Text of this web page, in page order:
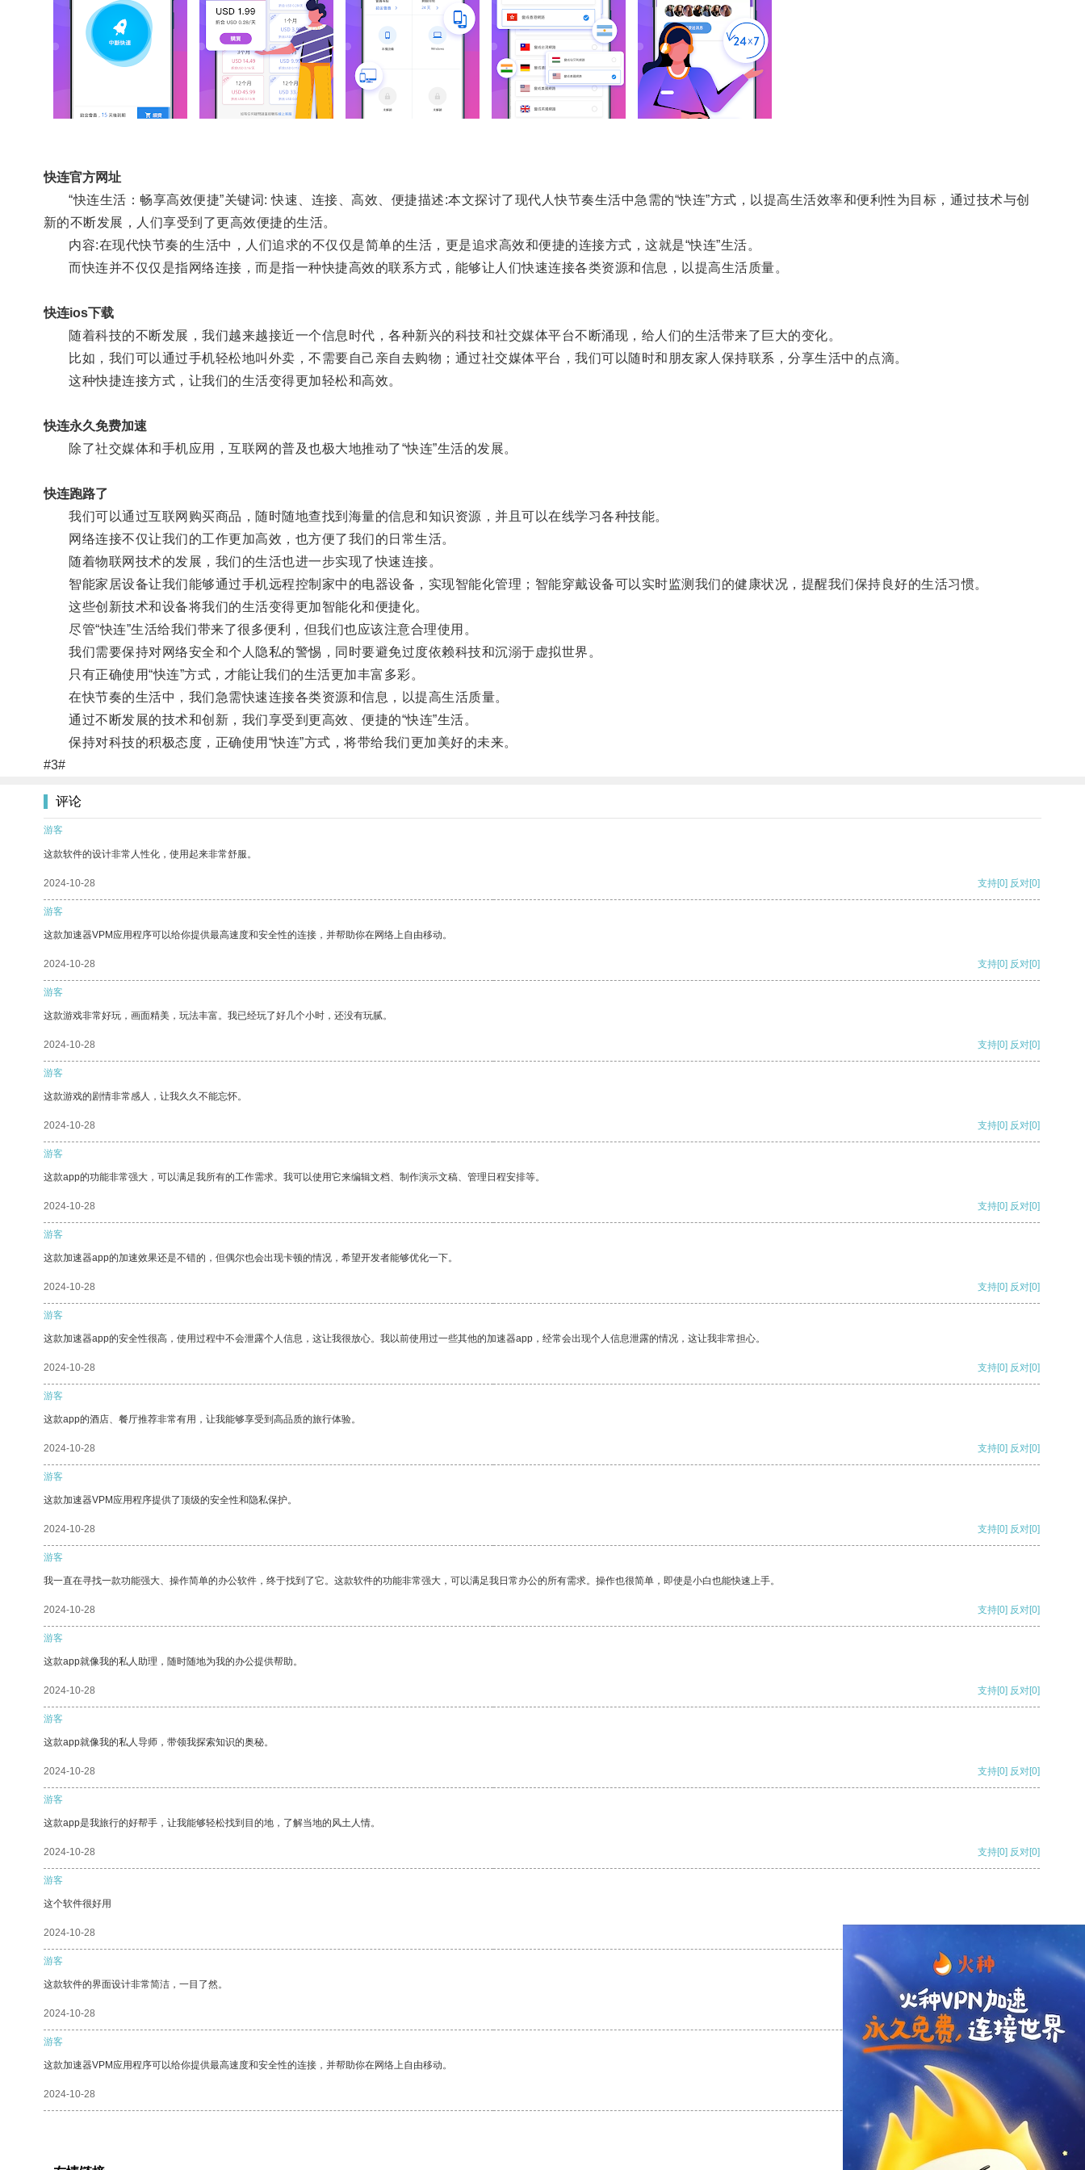
快连官方网址
“快连生活：畅享高效便捷”关键词: 快速、连接、高效、便捷描述:本文探讨了现代人快节奏生活中急需的“快连”方式，以提高生活效率和便利性为目标，通过技术与创
新的不断发展，人们享受到了更高效便捷的生活。
内容:在现代快节奏的生活中，人们追求的不仅仅是简单的生活，更是追求高效和便捷的连接方式，这就是“快连”生活。
而快连并不仅仅是指网络连接，而是指一种快捷高效的联系方式，能够让人们快速连接各类资源和信息，以提高生活质量。
快连ios下载
随着科技的不断发展，我们越来越接近一个信息时代，各种新兴的科技和社交媒体平台不断涌现，给人们的生活带来了巨大的变化。
比如，我们可以通过手机轻松地叫外卖，不需要自己亲自去购物；通过社交媒体平台，我们可以随时和朋友家人保持联系，分享生活中的点滴。
这种快捷连接方式，让我们的生活变得更加轻松和高效。
快连永久免费加速
除了社交媒体和手机应用，互联网的普及也极大地推动了“快连”生活的发展。
快连跑路了
我们可以通过互联网购买商品，随时随地查找到海量的信息和知识资源，并且可以在线学习各种技能。
网络连接不仅让我们的工作更加高效，也方便了我们的日常生活。
随着物联网技术的发展，我们的生活也进一步实现了快速连接。
智能家居设备让我们能够通过手机远程控制家中的电器设备，实现智能化管理；智能穿戴设备可以实时监测我们的健康状况，提醒我们保持良好的生活习惯。
这些创新技术和设备将我们的生活变得更加智能化和便捷化。
尽管“快连”生活给我们带来了很多便利，但我们也应该注意合理使用。
我们需要保持对网络安全和个人隐私的警惕，同时要避免过度依赖科技和沉溺于虚拟世界。
只有正确使用“快连”方式，才能让我们的生活更加丰富多彩。
在快节奏的生活中，我们急需快速连接各类资源和信息，以提高生活质量。
通过不断发展的技术和创新，我们享受到更高效、便捷的“快连”生活。
保持对科技的积极态度，正确使用“快连”方式，将带给我们更加美好的未来。
#3#
评论
游客
这款软件的设计非常人性化，使用起来非常舒服。
2024-10-28 支持[0] 反对[0]
游客
这款加速器VPM应用程序可以给你提供最高速度和安全性的连接，并帮助你在网络上自由移动。
2024-10-28 支持[0] 反对[0]
游客
这款游戏非常好玩，画面精美，玩法丰富。我已经玩了好几个小时，还没有玩腻。
2024-10-28 支持[0] 反对[0]
游客
这款游戏的剧情非常感人，让我久久不能忘怀。
2024-10-28 支持[0] 反对[0]
游客
这款app的功能非常强大，可以满足我所有的工作需求。我可以使用它来编辑文档、制作演示文稿、管理日程安排等。
2024-10-28 支持[0] 反对[0]
游客
这款加速器app的加速效果还是不错的，但偶尔也会出现卡顿的情况，希望开发者能够优化一下。
2024-10-28 支持[0] 反对[0]
游客
这款加速器app的安全性很高，使用过程中不会泄露个人信息，这让我很放心。我以前使用过一些其他的加速器app，经常会出现个人信息泄露的情况，这让我非常担心。
2024-10-28 支持[0] 反对[0]
游客
这款app的酒店、餐厅推荐非常有用，让我能够享受到高品质的旅行体验。
2024-10-28 支持[0] 反对[0]
游客
这款加速器VPM应用程序提供了顶级的安全性和隐私保护。
2024-10-28 支持[0] 反对[0]
游客
我一直在寻找一款功能强大、操作简单的办公软件，终于找到了它。这款软件的功能非常强大，可以满足我日常办公的所有需求。操作也很简单，即使是小白也能快速上手。
2024-10-28 支持[0] 反对[0]
游客
这款app就像我的私人助理，随时随地为我的办公提供帮助。
2024-10-28 支持[0] 反对[0]
游客
这款app就像我的私人导师，带领我探索知识的奥秘。
2024-10-28 支持[0] 反对[0]
游客
这款app是我旅行的好帮手，让我能够轻松找到目的地，了解当地的风土人情。
2024-10-28 支持[0] 反对[0]
游客
这个软件很好用
2024-10-28
游客
这款软件的界面设计非常简洁，一目了然。
2024-10-28 支持 [0] 反对 [0]
游客
这款加速器VPM应用程序可以给你提供最高速度和安全性的连接，并帮助你在网络上自由移动。
2024-10-28 支持